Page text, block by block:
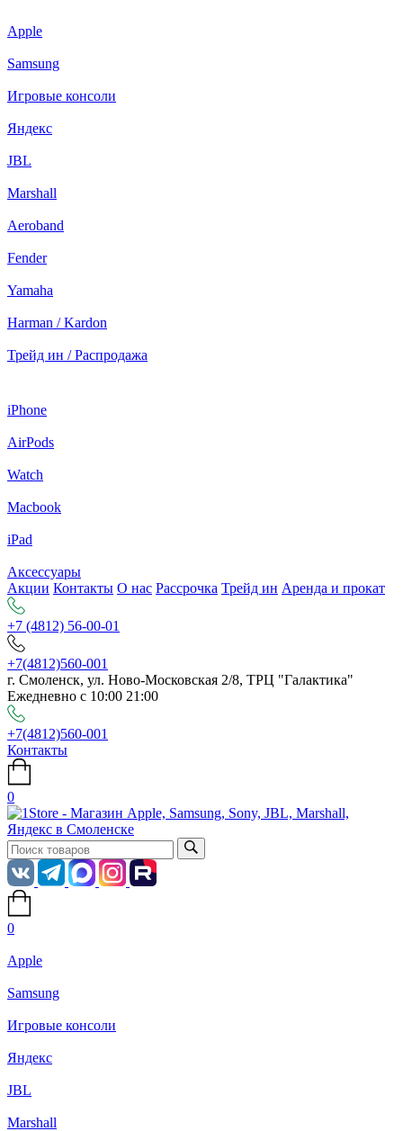
Apple
Samsung
Игровые консоли
Яндекс
JBL
Marshall
Aeroband
Fender
Yamaha
Harman / Kardon
Трейд ин / Распродажа
iPhone
AirPods
Watch
Macbook
iPad
Аксессуары
Акции Контакты О нас Рассрочка Трейд ин Аренда и прокат
+7 (4812) 56-00-01
+7(4812)560-001
г. Смоленск, ул. Ново-Московская 2/8, ТРЦ "Галактика"
Ежедневно с 10:00 21:00
+7(4812)560-001
Контакты
0
0
Apple
Samsung
Игровые консоли
Яндекс
JBL
Marshall